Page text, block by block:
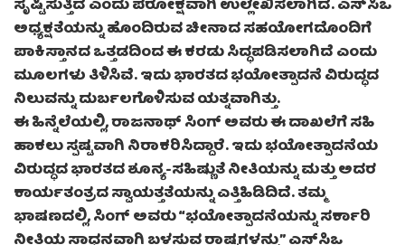
ಸೃಷ್ಟಿಸುತ್ತಿದೆ ಎಂದು ಪರೋಕ್ಷವಾಗಿ ಉಲ್ಲೇಖಿಸಲಾಗಿದೆ. ಎಸ್‌ಸಿಒ
ಅಧ್ಯಕ್ಷತೆಯನ್ನು ಹೊಂದಿರುವ ಚೀನಾದ ಸಹಯೋಗದೊಂದಿಗೆ
ಪಾಕಿಸ್ತಾನದ ಒತ್ತಡದಿಂದ ಈ ಕರಡು ಸಿದ್ಧಪಡಿಸಲಾಗಿದೆ ಎಂದು
ಮೂಲಗಳು ತಿಳಿಸಿವೆ. ಇದು ಭಾರತದ ಭಯೋತ್ಪಾದನೆ ವಿರುದ್ಧದ
ನಿಲುವನ್ನು ದುರ್ಬಲಗೊಳಿಸುವ ಯತ್ನವಾಗಿತ್ತು.
ಈ ಹಿನ್ನೆಲೆಯಲ್ಲಿ, ರಾಜನಾಥ್ ಸಿಂಗ್ ಅವರು ಈ ದಾಖಲೆಗೆ ಸಹಿ
ಹಾಕಲು ಸ್ಪಷ್ಟವಾಗಿ ನಿರಾಕರಿಸಿದ್ದಾರೆ. ಇದು ಭಯೋತ್ಪಾದನೆಯ
ವಿರುದ್ಧದ ಭಾರತದ ಶೂನ್ಯ-ಸಹಿಷ್ಣುತೆ ನೀತಿಯನ್ನು ಮತ್ತು ಅದರ
ಕಾರ್ಯತಂತ್ರದ ಸ್ವಾಯತ್ತತೆಯನ್ನು ಎತ್ತಿಹಿಡಿದಿದೆ. ತಮ್ಮ
ಭಾಷಣದಲ್ಲಿ, ಸಿಂಗ್ ಅವರು “ಭಯೋತ್ಪಾದನೆಯನ್ನು ಸರ್ಕಾರಿ